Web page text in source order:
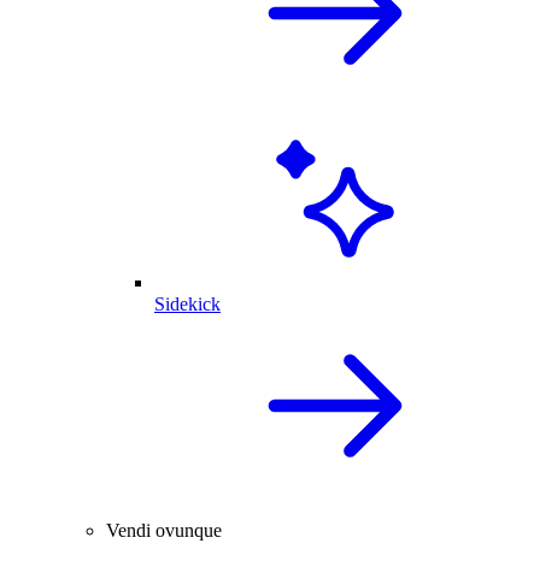
Sidekick
Vendi ovunque